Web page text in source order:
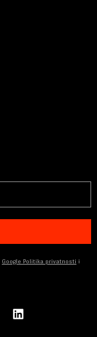
Google Politika privatnosti i